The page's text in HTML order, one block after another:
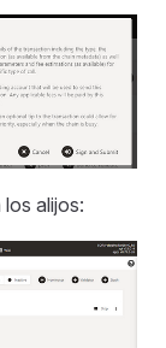
alijos: